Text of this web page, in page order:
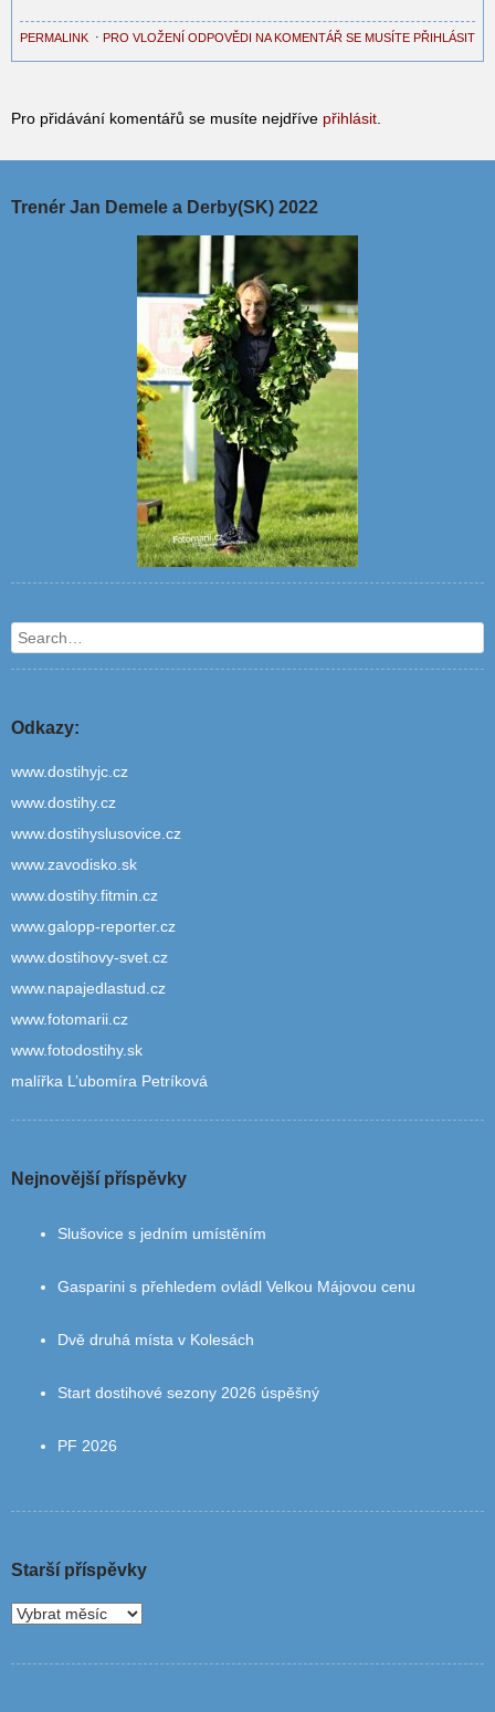
PERMALINK ⋅ PRO VLOŽENÍ ODPOVĚDI NA KOMENTÁŘ SE MUSÍTE PŘIHLÁSIT
Pro přidávání komentářů se musíte nejdříve přihlásit
Trenér Jan Demele a Derby(SK) 2022
Search
Odkazy:
www.dostihyjc.cz
www.dostihy.cz
www.dostihyslusovice.cz
www.zavodisko.sk
www.dostihy.fitmin.cz
www.galopp-reporter.cz
www.dostihovy-svet.cz
www.napajedlastud.cz
www.fotomarii.cz
www.fotodostihy.sk
malířka L’ubomíra Petríková
Nejnovější příspěvky
Slušovice s jedním umístěním
Gasparini s přehledem ovládl Velkou Májovou cenu
Dvě druhá místa v Kolesách
Start dostihové sezony 2026 úspěšný
PF 2026
Starší příspěvky